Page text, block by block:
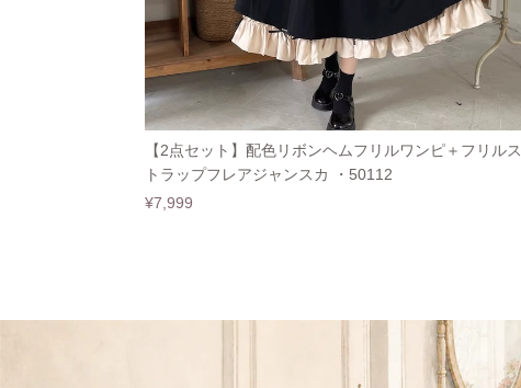
【2点セット】配色リボンヘムフリルワンピ＋フリルス
トラップフレアジャンスカ ・50112
¥7,999